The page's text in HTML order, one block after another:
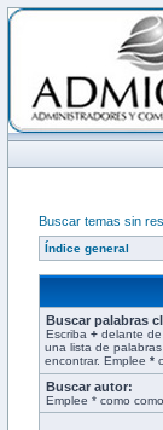
Buscar temas sin
Índice general
Buscar palabras
Escriba + delante
una lista de
encontrar. Emplee *
Buscar autor:
Emplee * como